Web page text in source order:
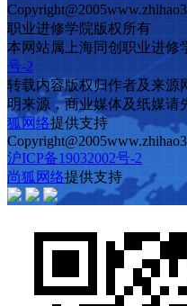
职业进修学院版权所有
本网站属上海同创职业进修
号-2
转载内容版权归作者及来源
明来源，商业媒体及纸媒请
狐网络提供支持
沪ICP备19032002号-2
尚狐网络提供支持